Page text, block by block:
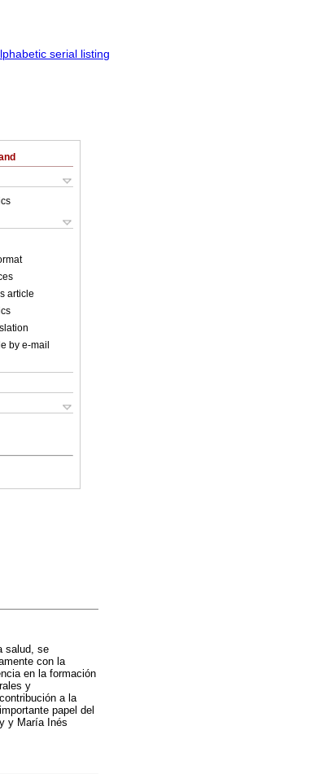
article
by e-mail
salud, se
con la
en la formación
y
a la
papel del
y María Inés